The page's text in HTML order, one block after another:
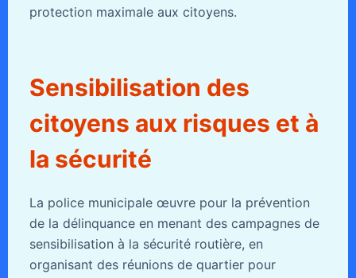
protection maximale aux citoyens.
Sensibilisation des
citoyens aux risques et à
la sécurité
La police municipale œuvre pour la prévention
de la délinquance en menant des campagnes de
sensibilisation à la sécurité routière, en
organisant des réunions de quartier pour